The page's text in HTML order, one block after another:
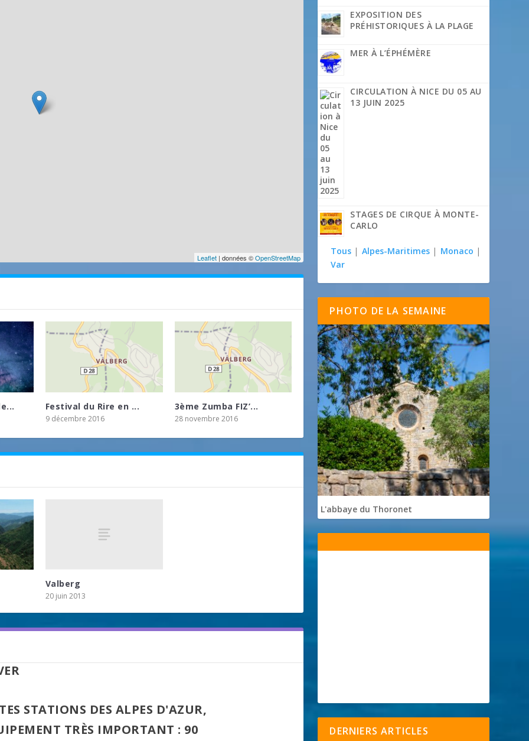
Leaflet | données ©OpenStreetMap
Festival du Rire en ...
9 décembre 2016
3ème Zumba FIZ’...
28 novembre 2016
Valberg
20 juin 2013
STATIONS DES ALPES D'AZUR,
TRÈS IMPORTANT : 90
EXPOSITION DES
PRÉHISTORIQUES À LA PLAGE
MER À L’ÉPHÉMÈRE
CIRCULATION À NICE DU 05 AU
13 JUIN 2025
STAGES DE CIRQUE À MONTE-
CARLO
Tous | Alpes-Maritimes | Monaco |
Var
PHOTO DE LA SEMAINE
L'abbaye du Thoronet
DERNIERS ARTICLES